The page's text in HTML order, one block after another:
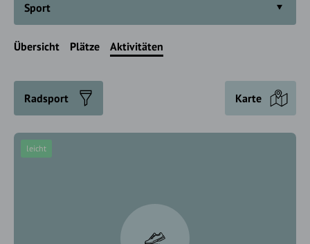
Sport
Übersicht Plätze Aktivitäten
Radsport Karte
leicht